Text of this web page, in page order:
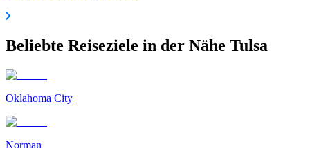
Beliebte Reiseziele in der Nähe Tulsa
Oklahoma City
Norman